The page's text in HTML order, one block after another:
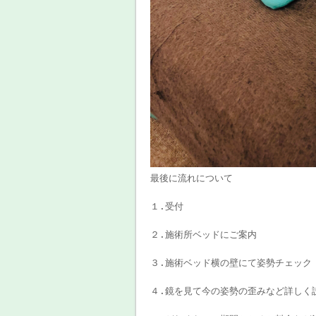
最後に流れについて
１.受付
２.施術所ベッドにご案内
３.施術ベッド横の壁にて姿勢チェック
４.鏡を見て今の姿勢の歪みなど詳しく